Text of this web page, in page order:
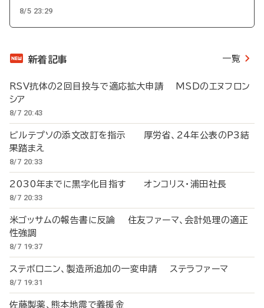
8/5 23:29
新着記事 一覧
RSV抗体の2回目投与で適応拡大申請 MSDのエヌフロン
シア
8/7 20:43
ビルテプソの添文改訂を指示 厚労省、24年公表のP3結
果踏まえ
8/7 20:33
2030年までに黒字化目指す オンコリス・浦田社長
8/7 20:33
米ゴッサムの報告書に反論 住友ファーマ、会計処理の適正
性強調
8/7 19:37
ステボロニン、製造所追加の一変申請 ステラファーマ
8/7 19:31
佐藤製薬、熊本地震で義援金